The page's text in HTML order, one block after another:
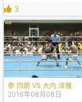
3
拳 四朗 VS 大内 淳雅
2016年08月08日